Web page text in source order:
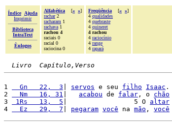
Índice
Ajuda
Imprimir
Biblioteca
IntraText
Èulogos
Alfabética [« »]
rachar2
racharam 1
rachava 1
rachou 4
raciais 0
racial 0
raciocina 0
Freqüência [« »]
4 qualidades
4 quebraste
4 quineret
4 rachou
4 raciocínio
4 range
4 rapará
Livro  Capítulo,Verso
1
  Gn   22,  3
servos e seu filho Isaac .
2
  Nm   16, 31
acabou de falar , o chão
3
1Rs   13,  5 |                 5 O altar
4
  Ez   29,  7
pegaram você na mão , você